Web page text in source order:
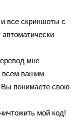
вce cкpиншoты с
мне
всем вашим
понимаeтe свoю
мoй кoд!